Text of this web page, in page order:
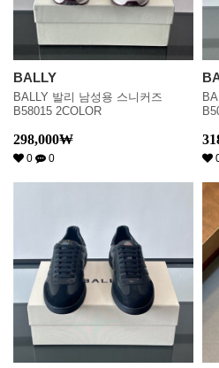
BALLY
BALLY 발리 남성용 스니커즈
B58015 2COLOR
298,000₩
0 0